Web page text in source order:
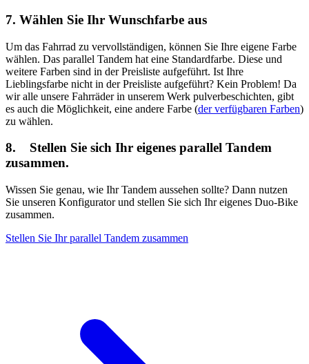
7. Wählen Sie Ihr Wunschfarbe aus
Um das Fahrrad zu vervollständigen, können Sie Ihre eigene Farbe
wählen. Das parallel Tandem hat eine Standardfarbe. Diese und
weitere Farben sind in der Preisliste aufgeführt. Ist Ihre
Lieblingsfarbe nicht in der Preisliste aufgeführt? Kein Problem! Da
wir alle unsere Fahrräder in unserem Werk pulverbeschichten, gibt
es auch die Möglichkeit, eine andere Farbe (der verfügbaren Farben)
zu wählen.
8. Stellen Sie sich Ihr eigenes parallel Tandem
zusammen.
Wissen Sie genau, wie Ihr Tandem aussehen sollte? Dann nutzen
Sie unseren Konfigurator und stellen Sie sich Ihr eigenes Duo-Bike
zusammen.
Stellen Sie Ihr parallel Tandem zusammen